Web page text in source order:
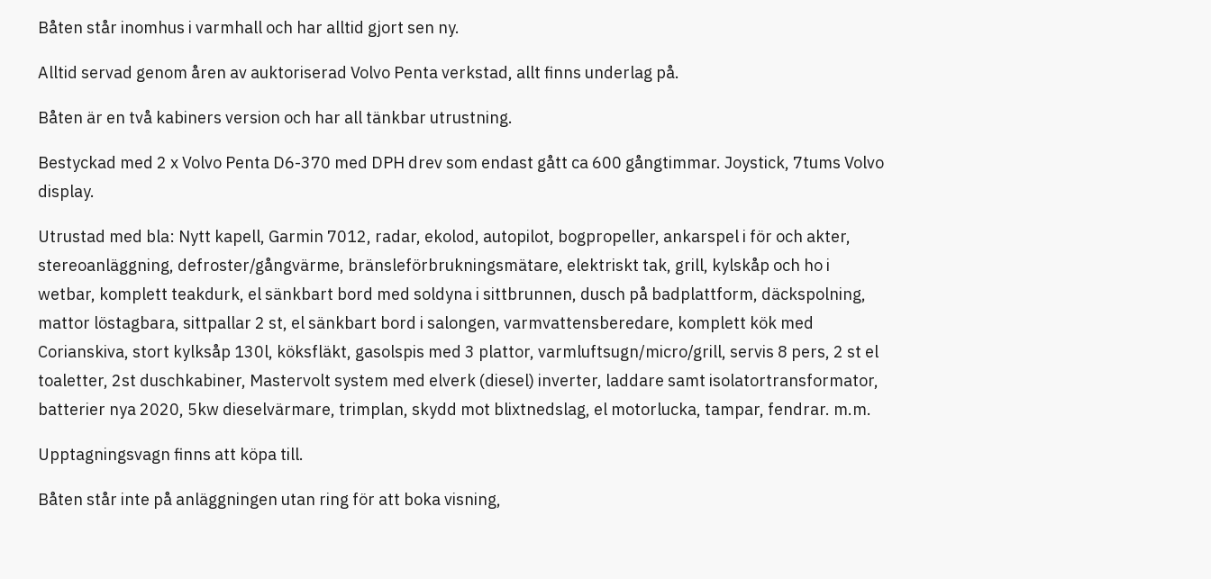
Båten står inomhus i varmhall och har alltid gjort sen ny.
Alltid servad genom åren av auktoriserad Volvo Penta verkstad, allt finns underlag på.
Båten är en två kabiners version och har all tänkbar utrustning.
Bestyckad med 2 x Volvo Penta D6-370 med DPH drev som endast gått ca 600 gångtimmar. Joystick, 7tums Volvo
display.
Utrustad med bla: Nytt kapell, Garmin 7012, radar, ekolod, autopilot, bogpropeller, ankarspel i för och akter,
stereoanläggning, defroster/gångvärme, bränsleförbrukningsmätare, elektriskt tak, grill, kylskåp och ho i
wetbar, komplett teakdurk, el sänkbart bord med soldyna i sittbrunnen, dusch på badplattform, däckspolning,
mattor löstagbara, sittpallar 2 st, el sänkbart bord i salongen, varmvattensberedare, komplett kök med
Corianskiva, stort kylksåp 130l, köksfläkt, gasolspis med 3 plattor, varmluftsugn/micro/grill, servis 8 pers, 2 st el
toaletter, 2st duschkabiner, Mastervolt system med elverk (diesel) inverter, laddare samt isolatortransformator,
batterier nya 2020, 5kw dieselvärmare, trimplan, skydd mot blixtnedslag, el motorlucka, tampar, fendrar. m.m.
Upptagningsvagn finns att köpa till.
Båten står inte på anläggningen utan ring för att boka visning,